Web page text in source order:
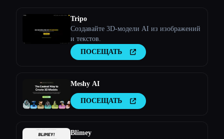
Tripo
Создавайте 3D-модели AI из изображений
и текстов.
ПОСЕЩАТЬ
Meshy AI
ПОСЕЩАТЬ
Blimey